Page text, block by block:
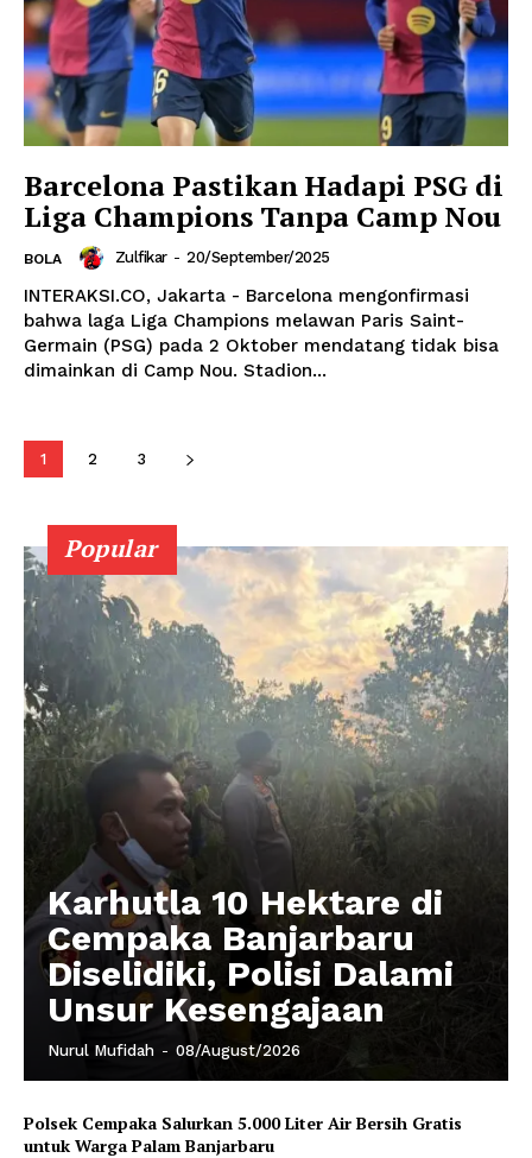
Barcelona Pastikan Hadapi PSG di
Liga Champions Tanpa Camp Nou
BOLA Zulfikar - 20/September/2025
INTERAKSI.CO, Jakarta - Barcelona mengonfirmasi
bahwa laga Liga Champions melawan Paris Saint-
Germain (PSG) pada 2 Oktober mendatang tidak bisa
dimainkan di Camp Nou. Stadion...
1 2 3
Popular
Karhutla 10 Hektare di
Cempaka Banjarbaru
Diselidiki, Polisi Dalami
Unsur Kesengajaan
Nurul Mufidah - 08/August/2026
Polsek Cempaka Salurkan 5.000 Liter Air Bersih Gratis
untuk Warga Palam Banjarbaru